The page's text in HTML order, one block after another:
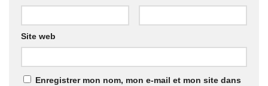
Site web
Enregistrer mon nom, mon e-mail et mon site dans